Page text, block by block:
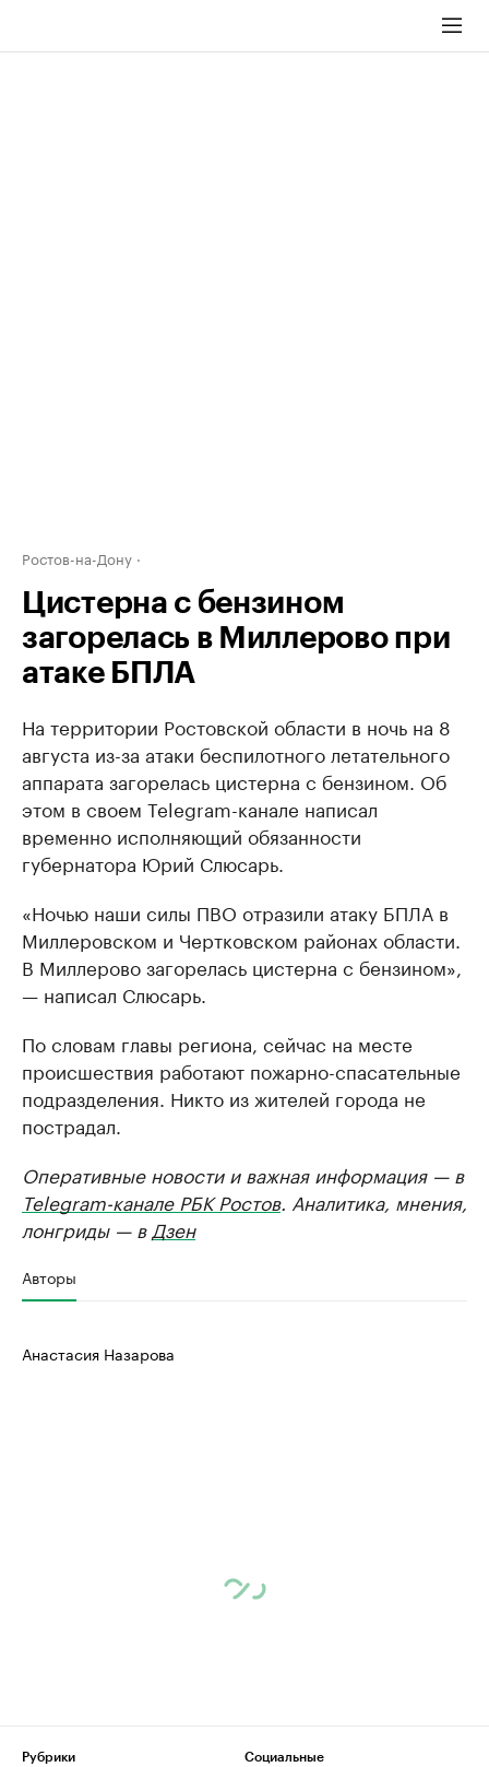
Ростов-на-Дону
Цистерна с бензином
загорелась в Миллерово при
атаке БПЛА
На территории Ростовской области в ночь на 8
августа из-за атаки беспилотного летательного
аппарата загорелась цистерна с бензином. Об
этом в своем Telegram-канале написал
временно исполняющий обязанности
губернатора Юрий Слюсарь.
«Ночью наши силы ПВО отразили атаку БПЛА в
Миллеровском и Чертковском районах области.
В Миллерово загорелась цистерна с бензином»,
— написал Слюсарь.
По словам главы региона, сейчас на месте
происшествия работают пожарно-спасательные
подразделения. Никто из жителей города не
пострадал.
Оперативные новости и важная информация — в
Telegram-канале РБК Ростов. Аналитика, мнения,
лонгриды — в Дзен
Авторы
Анастасия Назарова
Рубрики
Социальные